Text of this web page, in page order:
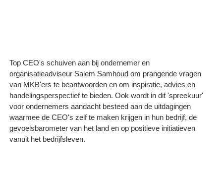
Top CEO's schuiven aan bij ondernemer en
organisatieadviseur Salem Samhoud om prangende vragen
van MKB'ers te beantwoorden en om inspiratie, advies en
handelingsperspectief te bieden. Ook wordt in dit 'spreekuur'
voor ondernemers aandacht besteed aan de uitdagingen
waarmee de CEO's zelf te maken krijgen in hun bedrijf, de
gevoelsbarometer van het land en op positieve initiatieven
vanuit het bedrijfsleven.